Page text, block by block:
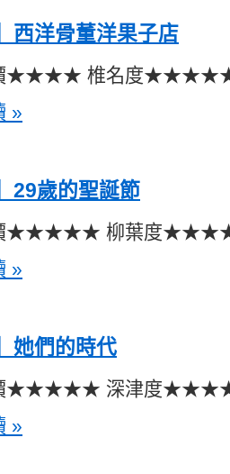
西洋骨董洋果子店
價★★★★ 椎名度
»
29歲的聖誕節
價★★★★★ 柳葉度
»
她們的時代
價★★★★★ 深津度
»